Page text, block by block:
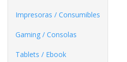
Impresoras / Consumibles
Gaming / Consolas
Tablets / Ebook